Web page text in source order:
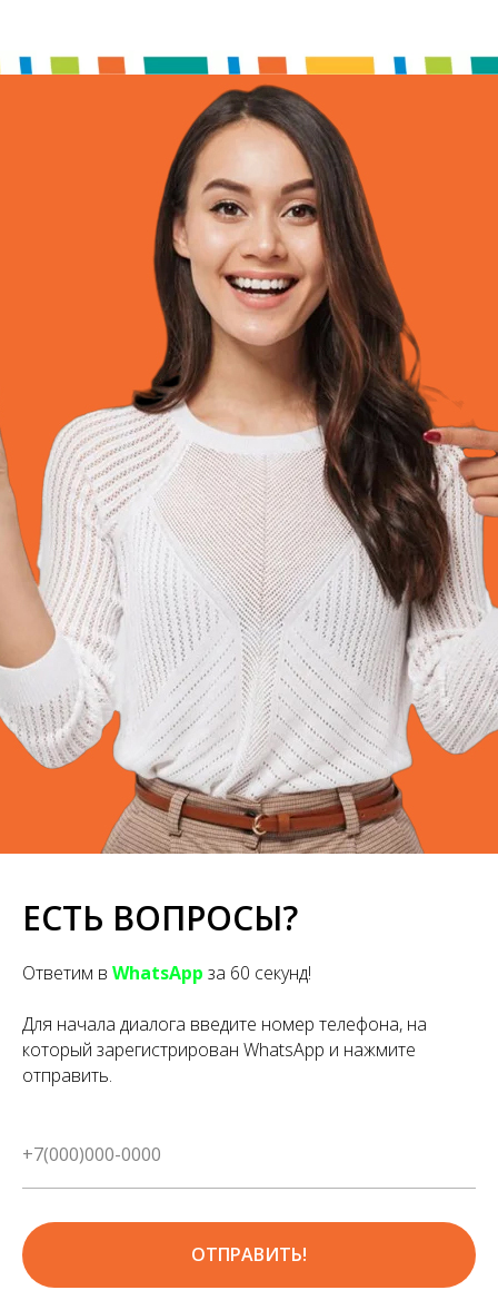
ЕСТЬ ВОПРОСЫ?
Ответим в WhatsApp за 60 секунд!
Для начала диалога введите номер телефона, на
который зарегистрирован WhatsApp и нажмите
отправить.
ОТПРАВИТЬ!